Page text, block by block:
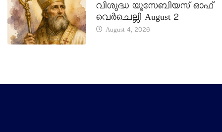
വിശുദ്ധ യൂസേബിയസ് ഓഫ്
വെർചെല്ലി August 2
August 4, 2026